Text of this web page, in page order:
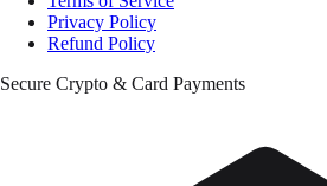
Privacy Policy
Refund Policy
Secure Crypto & Card Payments